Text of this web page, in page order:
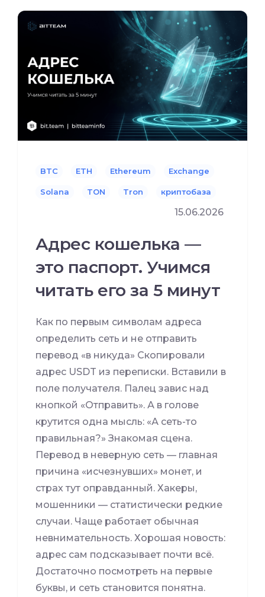
BTC ETH Ethereum Exchange
Solana TON Tron криптобаза
15.06.2026
Адрес кошелька —
это паспорт. Учимся
читать его за 5 минут
Как по первым символам адреса
определить сеть и не отправить
перевод «в никуда» Скопировали
адрес USDT из переписки. Вставили в
поле получателя. Палец завис над
кнопкой «Отправить». А в голове
крутится одна мысль: «А сеть-то
правильная?» Знакомая сцена.
Перевод в неверную сеть — главная
причина «исчезнувших» монет, и
страх тут оправданный. Хакеры,
мошенники — статистически редкие
случаи. Чаще работает обычная
невнимательность. Хорошая новость:
адрес сам подсказывает почти всё.
Достаточно посмотреть на первые
буквы, и сеть становится понятна.